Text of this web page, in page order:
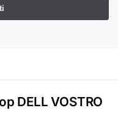
C / HDMI
DELL VOSTRO